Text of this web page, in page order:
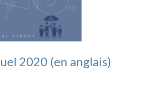
2020 (en anglais)